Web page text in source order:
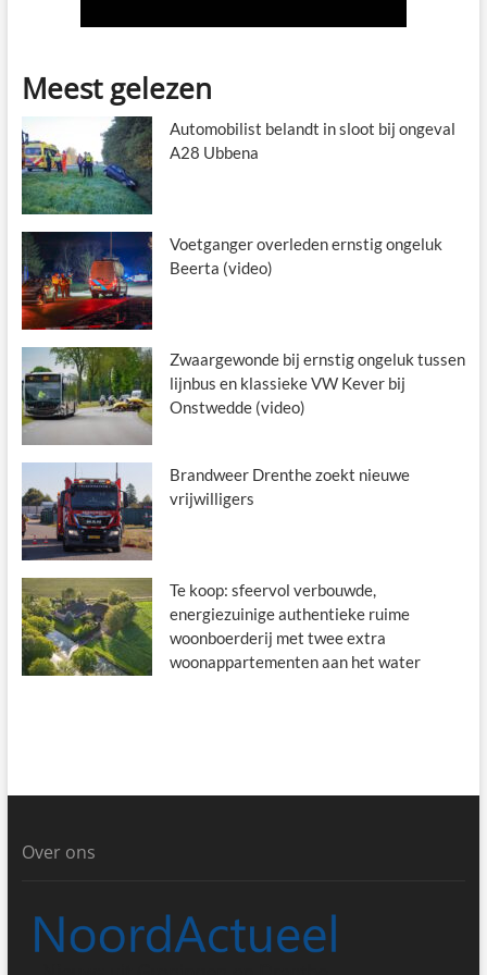
Meest gelezen
Automobilist belandt in sloot bij ongeval
A28 Ubbena
Voetganger overleden ernstig ongeluk
Beerta (video)
Zwaargewonde bij ernstig ongeluk tussen
lijnbus en klassieke VW Kever bij
Onstwedde (video)
Brandweer Drenthe zoekt nieuwe
vrijwilligers
Te koop: sfeervol verbouwde,
energiezuinige authentieke ruime
woonboerderij met twee extra
woonappartementen aan het water
Over ons